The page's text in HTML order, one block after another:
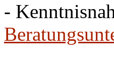
-